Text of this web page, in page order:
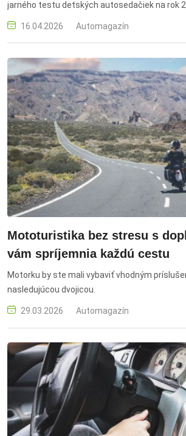
jarného testu detských autosedačiek na rok
16.04.2026 Automagazín
Mototuristika bez stresu s
vám spríjemnia každú cestu
Motorku by ste mali vybaviť vhodným
nasledujúcou dvojicou.
29.03.2026 Automagazín